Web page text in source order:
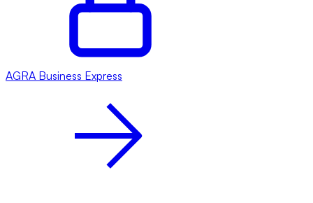
AGRA Business Express